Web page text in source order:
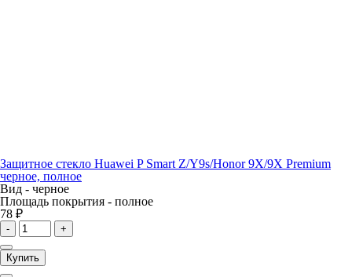
Защитное стекло Huawei P Smart Z/Y9s/Honor 9X/9X Premium
черное, полное
Вид - черное
Площадь покрытия - полное
78 ₽
- +
Купить